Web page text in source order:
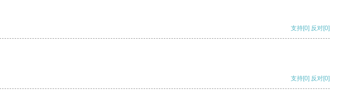
支持[0] 反对[0]
支持[0] 反对[0]